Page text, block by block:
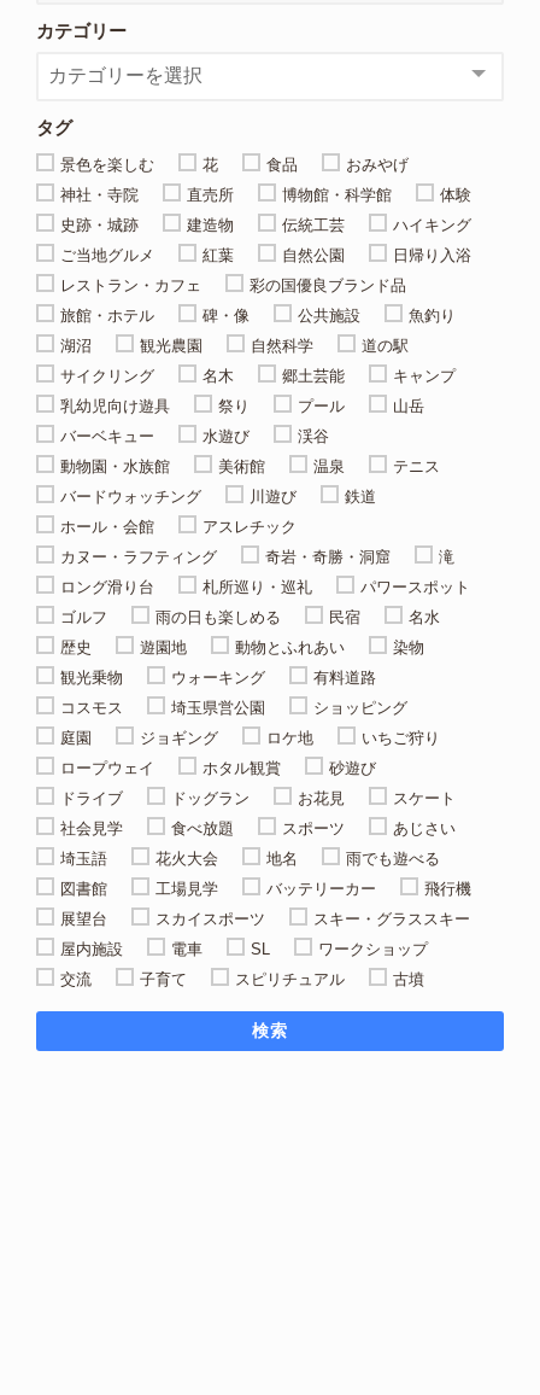
カテゴリー
タグ
景色を楽しむ 花 食品
おみやげ
神社・寺院
直売所 博物館・科学館
体験
史跡・城跡
建造物 伝統工芸
ハイキング
ご当地グルメ
紅葉 自然公園
日帰り入浴
レストラン・カフェ
彩の国優良ブランド品
旅館・ホテル
碑・像 公共施設
魚釣り
湖沼
観光農園 自然科学
道の駅
サイクリング
名木 郷土芸能
キャンプ
乳幼児向け遊具
祭り プール
山岳
バーベキュー
水遊び
渓谷
動物園・水族館
美術館 温泉
テニス
バードウォッチング
川遊び
鉄道
ホール・会館
アスレチック
カヌー・ラフティング
奇岩・奇勝・洞窟
滝
ロング滑り台
札所巡り・巡礼
パワースポット
ゴルフ
雨の日も楽しめる 民宿
名水
歴史
遊園地 動物とふれあい
染物
観光乗物
ウォーキング
有料道路
コスモス
埼玉県営公園
ショッピング
庭園
ジョギング ロケ地
いちご狩り
ロープウェイ
ホタル観賞
砂遊び
ドライブ
ドッグラン お花見
スケート
社会見学
食べ放題 スポーツ
あじさい
埼玉語
花火大会 地名
雨でも遊べる
図書館
工場見学 バッテリーカー
飛行機
展望台
スカイスポーツ
スキー・グラススキー
屋内施設
電車 SL
ワークショップ
交流
子育て スピリチュアル 古墳
検索